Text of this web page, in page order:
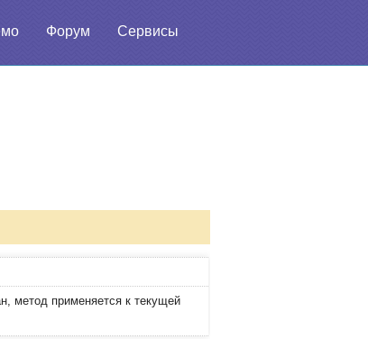
Форум Сервисы
метод применяется к текущей